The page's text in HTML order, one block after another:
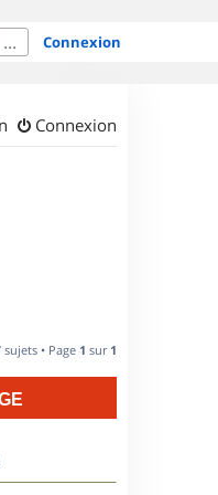
Connexion
Connexion
sujets • Page 1 sur 1